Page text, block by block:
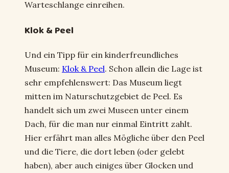
Warteschlange einreihen.
Klok & Peel
Und ein Tipp für ein kinderfreundliches
Museum: Klok & Peel. Schon allein die Lage ist
sehr empfehlenswert: Das Museum liegt
mitten im Naturschutzgebiet de Peel. Es
handelt sich um zwei Museen unter einem
Dach, für die man nur einmal Eintritt zahlt.
Hier erfährt man alles Mögliche über den Peel
und die Tiere, die dort leben (oder gelebt
haben), aber auch einiges über Glocken und